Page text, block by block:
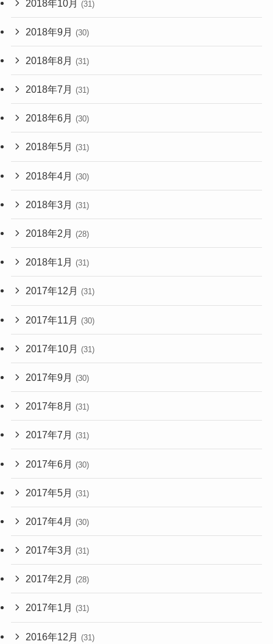
2018年10月 (31)
2018年9月 (30)
2018年8月 (31)
2018年7月 (31)
2018年6月 (30)
2018年5月 (31)
2018年4月 (30)
2018年3月 (31)
2018年2月 (28)
2018年1月 (31)
2017年12月 (31)
2017年11月 (30)
2017年10月 (31)
2017年9月 (30)
2017年8月 (31)
2017年7月 (31)
2017年6月 (30)
2017年5月 (31)
2017年4月 (30)
2017年3月 (31)
2017年2月 (28)
2017年1月 (31)
2016年12月 (31)